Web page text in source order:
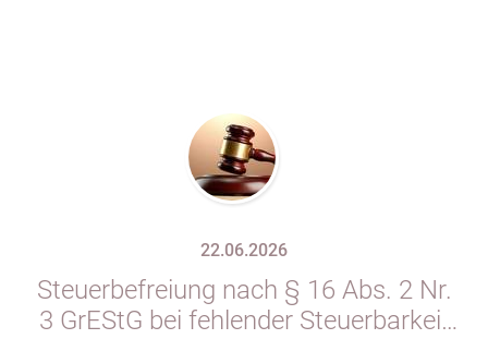
22.06.2026
Steuerbefreiung nach § 16 Abs. 2 Nr.
3 GrEStG bei fehlender Steuerbarkeit